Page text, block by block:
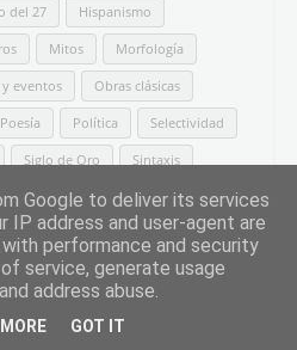
del 27 Hispanismo
Mitos Morfología
eventos Obras clásicas
Poesía Política Selectividad
Siglo de Oro Sintaxis
Google to deliver its services
IP address and user-agent are
performance and security
service, generate usage
address abuse.
GOT IT